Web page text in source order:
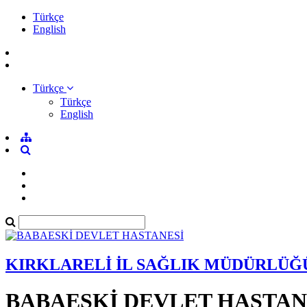
Türkçe
English
Türkçe
Türkçe
English
KIRKLARELİ İL SAĞLIK
BABAESKİ DEVLET